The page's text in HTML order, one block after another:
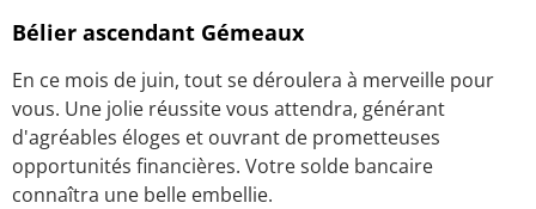
Bélier ascendant Gémeaux
En ce mois de juin, tout se déroulera à merveille pour
vous. Une jolie réussite vous attendra, générant
d'agréables éloges et ouvrant de prometteuses
opportunités financières. Votre solde bancaire
connaîtra une belle embellie.